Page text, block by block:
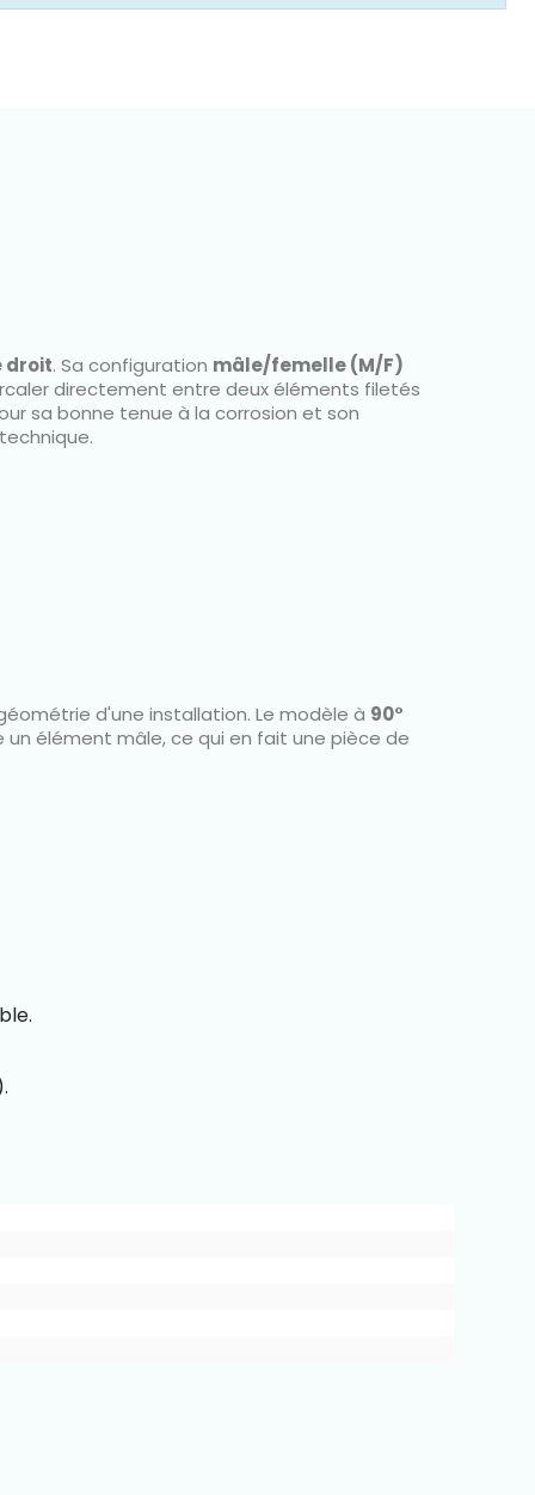
droit. Sa configuration mâle/femelle (M/F)
directement entre deux éléments filetés
sa bonne tenue à la corrosion et son
d'une installation. Le modèle à 90°
élément mâle, ce qui en fait une pièce de